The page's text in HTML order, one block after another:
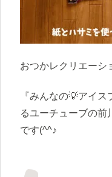
おつかレクリエーシ
『みんなの💡アイ
るユーチューブの前
です(^^♪